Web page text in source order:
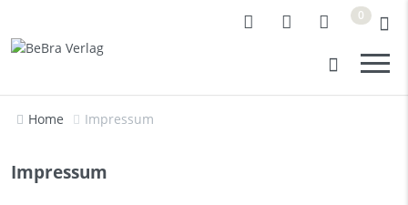
0
Home Impressum
Impressum